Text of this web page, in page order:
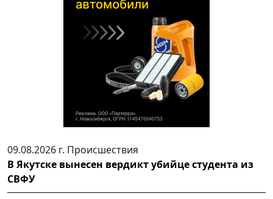
09.08.2026 г. Происшествия
В Якутске вынесен вердикт убийце студента из
СВФУ